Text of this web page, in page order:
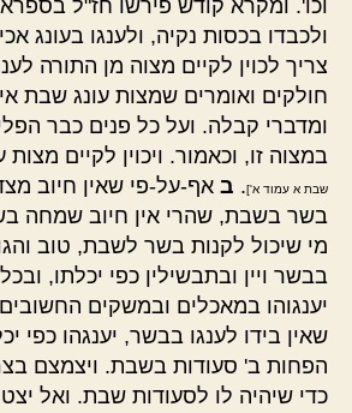
וכו'. ומקרא קודש פירשו חז"ל
ולכבדו בכסות נקיה, ולענגו בעונג
צריך לכוין לקיים מצוה מן התורה
חולקים ואומרים שמצות עונג שבת
ומדברי קבלה. ועל כל פנים כבר
במצוה זו, וכאמור. ויכוין לקיים
שבת א עמוד א']. ב אף-על-פי שאין חיוב
בשר בשבת, שהרי אין חיוב שמחה
מי שיכול לקנות בשר לשבת, טוב
בבשר ויין ובתבשילין כפי יכלתו,
יענגוהו במאכלים ובמשקים
שאין בידו לענגו בבשר, יענגהו כפי
הפחות ב' סעודות בשבת. ויצמצם
כדי שיהיה לו לסעודות שבת. ואל